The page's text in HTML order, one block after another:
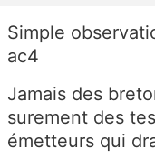
Simple
ac4
Jamais des
surement des
émetteurs qui